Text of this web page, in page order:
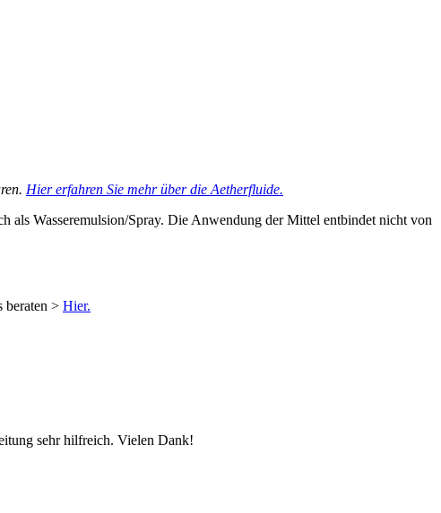
Hier erfahren Sie mehr über die Aetherfluide.
als Wasseremulsion/Spray. Die Anwendung der Mittel entbindet nicht von
beraten > Hier.
sehr hilfreich. Vielen Dank!